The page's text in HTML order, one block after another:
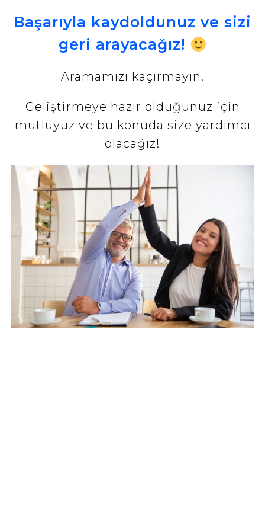
Başarıyla kaydoldunuz ve sizi
geri arayacağız!
Aramamızı kaçırmayın.
Geliştirmeye hazır olduğunuz için
mutluyuz ve bu konuda size yardımcı
olacağız!